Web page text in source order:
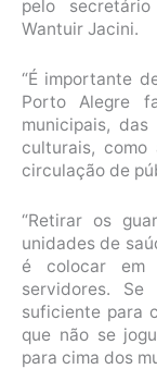
pelo
Wantuir Jacini.
“É importante
Porto Alegre
municipais,
culturais,
circulação de
“Retirar os
unidades de
é colocar em
servidores.
suficiente para
que não se
para cima dos